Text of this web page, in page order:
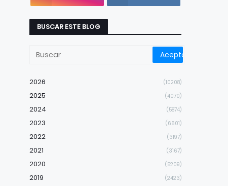
BUSCAR ESTE BLOG
2026 (10208)
2025 (4070)
2024 (5874)
2023 (6601)
2022 (3197)
2021 (3167)
2020 (5209)
2019 (2423)